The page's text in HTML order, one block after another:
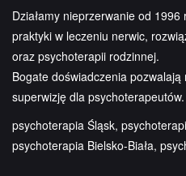
Działamy nieprzerwanie od
praktyki w leczeniu nerwic,
oraz psychoterapii rodzinnej.
Bogate doświadczenia
superwizję dla psychoterapeutów.
psychoterapia Śląsk,
psychoterapia Bielsko-Biała,